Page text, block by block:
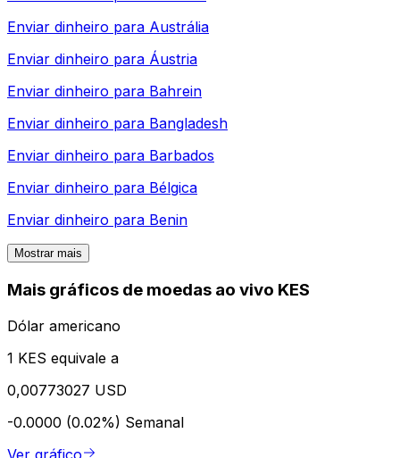
Enviar dinheiro para Austrália
Enviar dinheiro para Áustria
Enviar dinheiro para Bahrein
Enviar dinheiro para Bangladesh
Enviar dinheiro para Barbados
Enviar dinheiro para Bélgica
Enviar dinheiro para Benin
Mostrar mais
Mais gráficos de moedas ao vivo KES
Dólar americano
1 KES equivale a
0,00773027 USD
-0.0000 (0.02%) Semanal
Ver gráfico